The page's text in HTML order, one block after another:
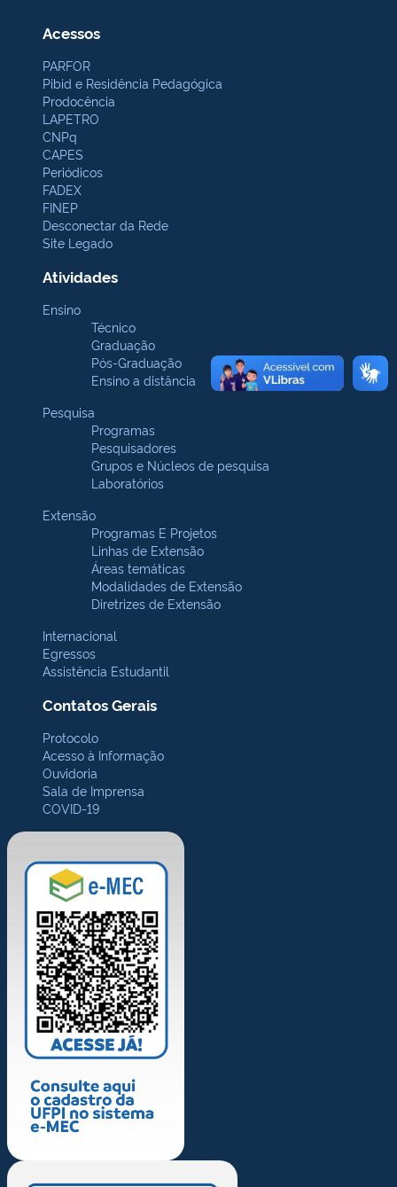
Acessos
PARFOR
Pibid e Residência Pedagógica
Prodocência
LAPETRO
CNPq
CAPES
Periódicos
FADEX
FINEP
Desconectar da Rede
Site Legado
Atividades
Ensino
Técnico
Graduação
Pós-Graduação
Ensino a distância
Pesquisa
Programas
Pesquisadores
Grupos e Núcleos de pesquisa
Laboratórios
Extensão
Programas E Projetos
Linhas de Extensão
Áreas temáticas
Modalidades de Extensão
Diretrizes de Extensão
Internacional
Egressos
Assistência Estudantil
Contatos Gerais
Protocolo
Acesso à Informação
Ouvidoria
Sala de Imprensa
COVID-19